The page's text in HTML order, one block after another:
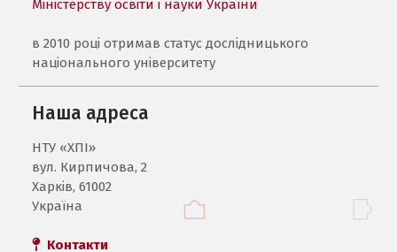
Міністерству освіти і науки України
в 2010 році отримав статус дослідницького
національного університету
Наша адреса
НТУ «ХПI»
вул. Кирпичова, 2
Харків, 61002
Україна
Контакти